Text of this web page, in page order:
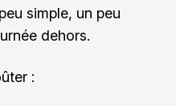
simple, un peu
dehors.
: